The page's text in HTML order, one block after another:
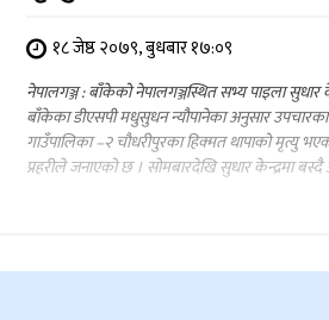
१८ जेष्ठ २०७९, बुधबार १७:०९
नेपालगञ्ज : बाँकेको नेपालगञ्जस्थित सभ्य पाइला
बाँकेका डीएसपी मधुसुधन न्यौपानेका अनुसार
गाउँपालिका –२ चौधरीपुरका हिक्मत थापाको मृत्यु
प्रहरीले जनाएको छ । सोमबारदेखि सुधार केन्द्रमा